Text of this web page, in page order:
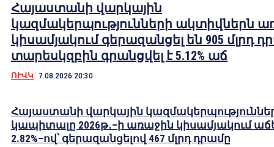
Հայաստանի վարկային
կազմակերպությունների ակտիվներն
կիսամյակում գերազանցել են 905 մլրդ
տարեսկզբին գրանցվել է 5.12% աճ
ՈՒՎԿ 7.08.2026 20:30
Հայաստանի վարկային
կապիտալը 2026թ․–ի առաջին կիսամյակում
2.82%–ով՝ գերազանցելով 467 մլրդ դրամը